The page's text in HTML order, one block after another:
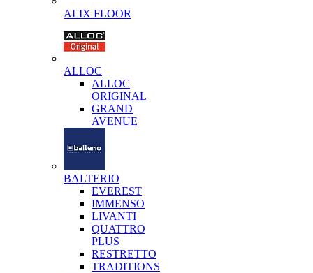
ALIX FLOOR
ALLOC
ALLOC
ORIGINAL
GRAND
AVENUE
BALTERIO
EVEREST
IMMENSO
LIVANTI
QUATTRO
PLUS
RESTRETTO
TRADITIONS